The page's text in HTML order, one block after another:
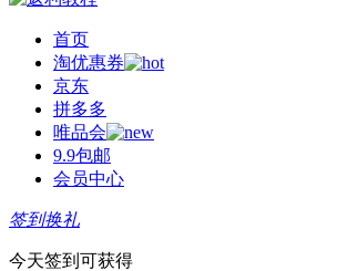
首页
淘优惠券
京东
拼多多
唯品会
9.9包邮
会员中心
签到换礼
今天签到可获得